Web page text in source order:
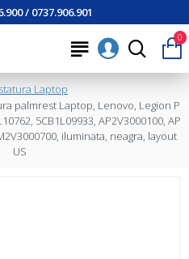
/ 0737.906.901
0
Laptop
palmrest Laptop, Lenovo, Legion P
5CB1L09933, AP2V3000100, AP
iluminata, neagra, layout
US